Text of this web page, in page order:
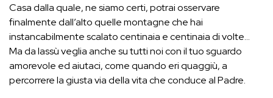
Casa dalla quale, ne siamo certi, potrai osservare
finalmente dall’alto quelle montagne che hai
instancabilmente scalato centinaia e centinaia di volte…
Ma da lassù veglia anche su tutti noi con il tuo sguardo
amorevole ed aiutaci, come quando eri quaggiù, a
percorrere la giusta via della vita che conduce al Padre.